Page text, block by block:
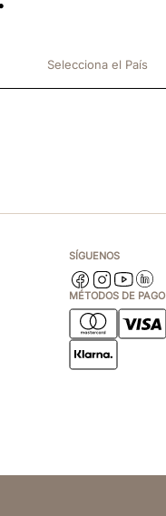
Selecciona el País
SÍGUENOS
MÉTODOS DE PAGO